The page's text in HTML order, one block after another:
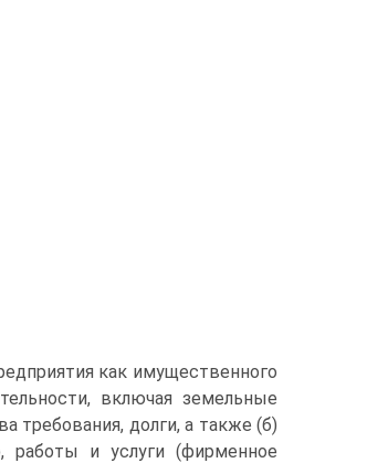
как имущественного
включая земельные
требования, долги, а также (б)
работы и услуги (фирменное